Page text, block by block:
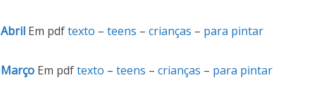
Abril Em pdftexto – teens – crianças – para pintar
Março Em pdftexto – teens – crianças – para pintar